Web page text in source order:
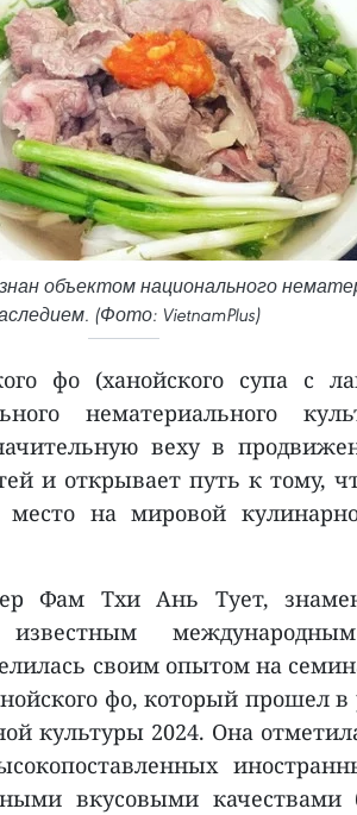
объектом национального
(Фото: VietnamPlus)
фо (ханойского супа с
нематериального
веху в
и открывает путь к тому,
место на мировой
Фам Тхи Ань Тует,
своим опытом на
фо, который прошел в
культуры 2024. Она
вкусовыми качествами